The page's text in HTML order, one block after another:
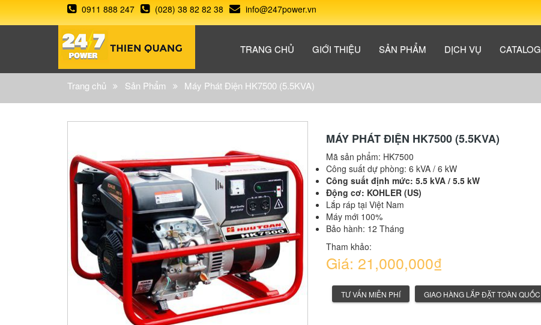
0911 888 247 (028) 38 82 82 38 info@247power.vn
TRANG CHỦ GIỚI THIỆU SẢN PHẨM DỊCH VỤ CATALOG
Trang chủ Sản Phẩm Máy Phát Điện HK7500 (5.5KVA)
MÁY PHÁT ĐIỆN HK7500 (5.5KVA)
Mã sản phẩm: HK7500
Công suất dự phòng: 6 kVA / 6 kW
Công suất định mức: 5.5 kVA / 5.5 kW
Động cơ: KOHLER (US)
Lắp ráp tại Việt Nam
Máy mới 100%
Bảo hành: 12 Tháng
Tham khảo:
Giá: 21,000,000₫
TƯ VẤN MIỄN PHÍ GIAO HÀNG LẮP ĐẶT TOÀN QUỐC